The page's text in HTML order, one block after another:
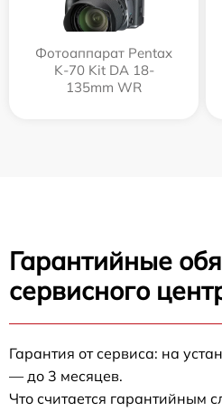
Фотоаппарат Pentax
K-70 Kit DA 18-
135mm WR
Гарантийные
сервисного
Гарантия от сервиса: на
— до 3 месяцев.
Что считается гарантийным